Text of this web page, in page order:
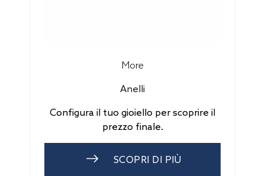
More
Anelli
Configura il tuo gioiello per scoprire il
prezzo finale.
SCOPRI DI PIÙ